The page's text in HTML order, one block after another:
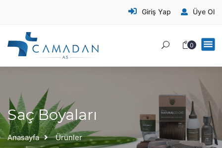
Giriş Yap Üye Ol
0
Saç Boyaları
Anasayfa Ürünler